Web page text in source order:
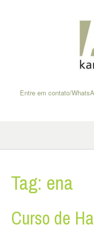
Entre em contato/
Tag: ena
Curso de